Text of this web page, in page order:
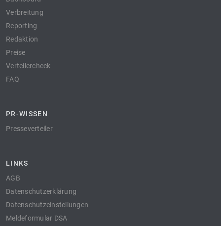
Verbreitung
Reporting
Redaktion
Preise
Verteilercheck
FAQ
PR-WISSEN
Presseverteiler
LINKS
AGB
Datenschutzerklärung
Datenschutzeinstellungen
Meldeformular DSA